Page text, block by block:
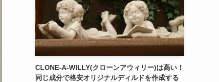
CLONE-A-WILLY(クローンアウィリー)は高い！
同じ成分で格安オリジナルディルドを作成する